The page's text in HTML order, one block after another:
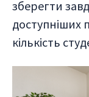
зберегти
доступніших
кількість